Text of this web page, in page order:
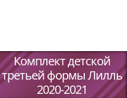
Комплект детской
третьей формы Лилль
2020-2021